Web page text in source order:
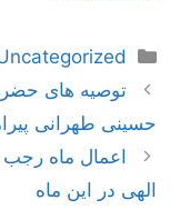
دسته‌ها
ناوبریتوصیه های
حسینی طهرانی
اعمال ماه رجب
الهی در این ماه